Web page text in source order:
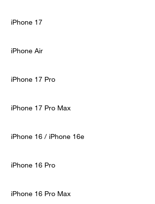
Important
iPhone 17
iPhone Air
iPhone 17 Pro
iPhone 17 Pro Max
iPhone 16 / iPhone 16e
iPhone 16 Pro
iPhone 16 Pro Max